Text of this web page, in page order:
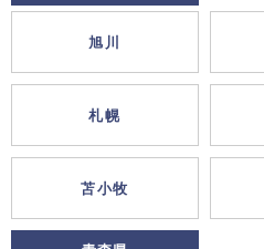
旭川
札幌
苫小牧